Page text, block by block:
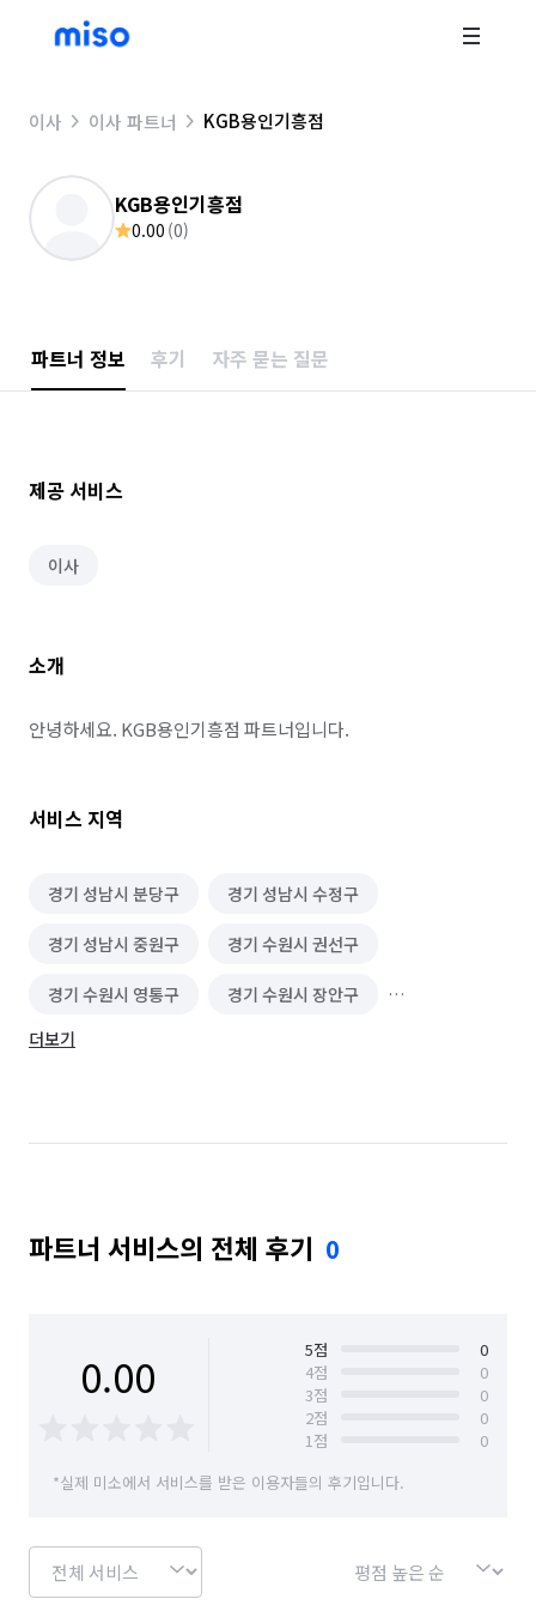
이사 이사 파트너 KGB용인기흥점
KGB용인기흥점
0.00 (0)
파트너 정보 후기 자주 묻는 질문
제공 서비스
이사
소개
안녕하세요. KGB용인기흥점 파트너입니다.
서비스 지역
경기 성남시 분당구 경기 성남시 수정구
경기 성남시 중원구 경기 수원시 권선구
경기 수원시 영통구 경기 수원시 장안구
경기 수원시 팔달구
경기 화성시 경기 화성시 동탄구
경기 화성시 병점구
더보기
파트너 서비스의 전체 후기 0
0.00 5점
0
4점
0
3점
0
2점
0
1점
0
*실제 미소에서 서비스를 받은 이용자들의 후기입니다.